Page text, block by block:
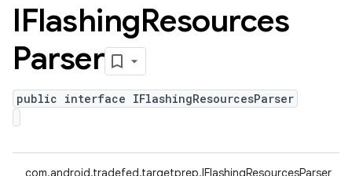
IFlashingResources
Parser
public interface IFlashingResourcesParser
com.android.tradefed.targetprep.IFlashingResourcesParser